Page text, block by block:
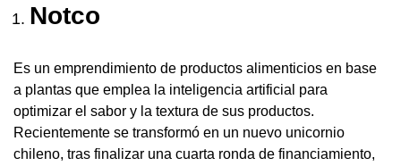
Notco
Es un emprendimiento de productos alimenticios en base
a plantas que emplea la inteligencia artificial para
optimizar el sabor y la textura de sus productos.
Recientemente se transformó en un nuevo unicornio
chileno, tras finalizar una cuarta ronda de financiamiento,